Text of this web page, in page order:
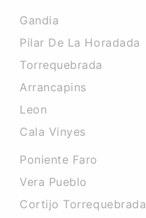
Gandia
Pilar De La Horadada
Torrequebrada
Arrancapins
Leon
Cala Vinyes
Poniente Faro
Vera Pueblo
Cortijo Torrequebrada